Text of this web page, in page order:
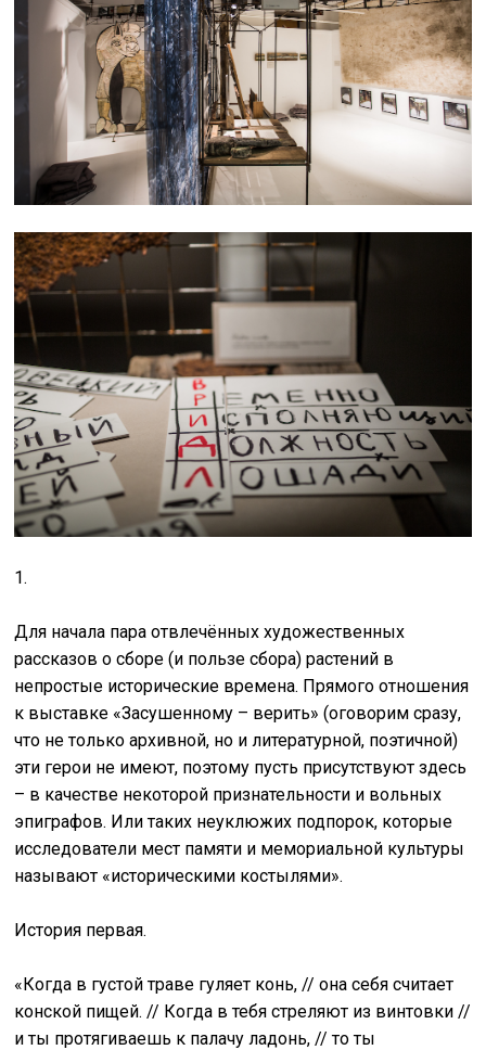
1.
Для начала пара отвлечённых художественных
рассказов о сборе (и пользе сбора) растений в
непростые исторические времена. Прямого отношения
к выставке «Засушенному – верить» (оговорим сразу,
что не только архивной, но и литературной, поэтичной)
эти герои не имеют, поэтому пусть присутствуют здесь
– в качестве некоторой признательности и вольных
эпиграфов. Или таких неуклюжих подпорок, которые
исследователи мест памяти и мемориальной культуры
называют «историческими костылями».
История первая.
«Когда в густой траве гуляет конь, // она себя считает
конской пищей. // Когда в тебя стреляют из винтовки //
и ты протягиваешь к палачу ладонь, // то ты